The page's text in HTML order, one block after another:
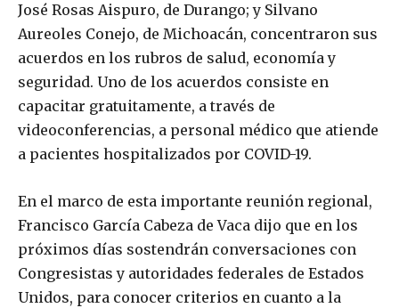
José Rosas Aispuro, de Durango; y Silvano
Aureoles Conejo, de Michoacán, concentraron sus
acuerdos en los rubros de salud, economía y
seguridad. Uno de los acuerdos consiste en
capacitar gratuitamente, a través de
videoconferencias, a personal médico que atiende
a pacientes hospitalizados por COVID-19.
En el marco de esta importante reunión regional,
Francisco García Cabeza de Vaca dijo que en los
próximos días sostendrán conversaciones con
Congresistas y autoridades federales de Estados
Unidos, para conocer criterios en cuanto a la